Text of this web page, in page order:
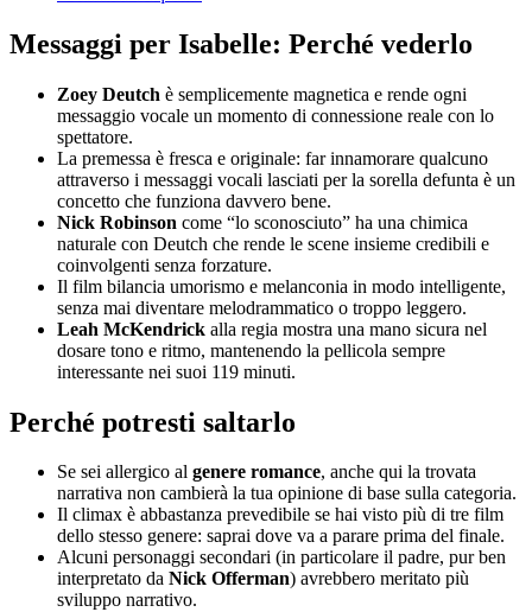
Messaggi per Isabelle: Perché vederlo
Zoey Deutch è semplicemente magnetica e rende ogni
messaggio vocale un momento di connessione reale con lo
spettatore.
La premessa è fresca e originale: far innamorare qualcuno
attraverso i messaggi vocali lasciati per la sorella defunta è un
concetto che funziona davvero bene.
Nick Robinson come “lo sconosciuto” ha una chimica
naturale con Deutch che rende le scene insieme credibili e
coinvolgenti senza forzature.
Il film bilancia umorismo e melanconia in modo intelligente,
senza mai diventare melodrammatico o troppo leggero.
Leah McKendrick alla regia mostra una mano sicura nel
dosare tono e ritmo, mantenendo la pellicola sempre
interessante nei suoi 119 minuti.
Perché potresti saltarlo
Se sei allergico al genere romance, anche qui la trovata
narrativa non cambierà la tua opinione di base sulla categoria.
Il climax è abbastanza prevedibile se hai visto più di tre film
dello stesso genere: saprai dove va a parare prima del finale.
Alcuni personaggi secondari (in particolare il padre, pur ben
interpretato da Nick Offerman) avrebbero meritato più
sviluppo narrativo.